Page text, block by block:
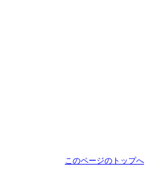
このページのトップへ